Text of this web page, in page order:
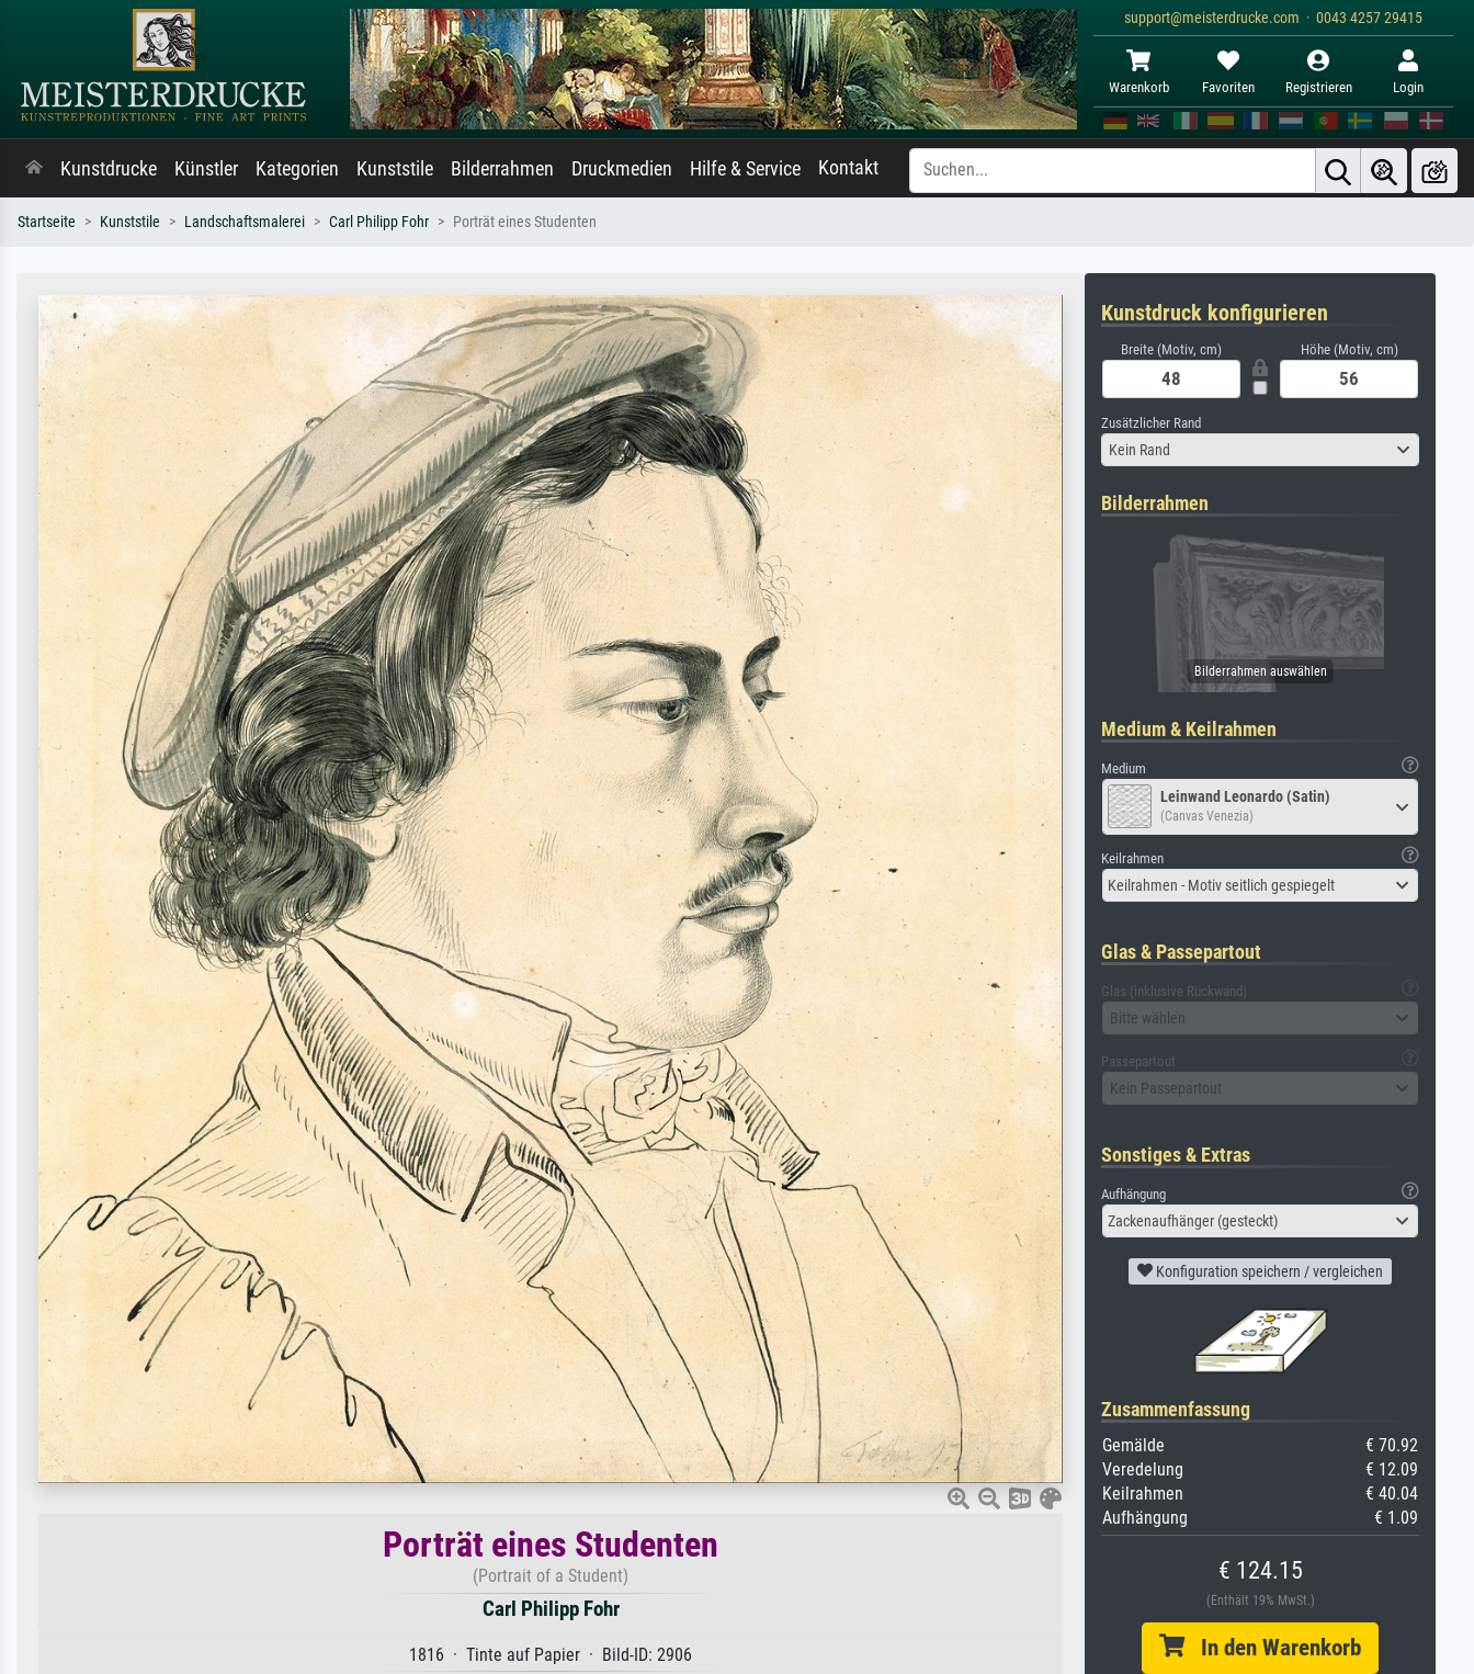
support@meisterdrucke.com · 0043 4257 29415
Warenkorb Favoriten Registrieren Login
Kunstdrucke Künstler Kategorien Kunststile Bilderrahmen Druckmedien Hilfe & Service Kontakt
Startseite Kunststile Landschaftsmalerei Carl Philipp Fohr Porträt eines Studenten
Porträt eines Studenten
(Portrait of a Student)
Carl Philipp Fohr
1816 · Tinte auf Papier · Bild-ID: 2906
Kunstdruck konfigurieren
Breite (Motiv, cm) Höhe (Motiv, cm)
Zusätzlicher Rand
Kein Rand
Bilderrahmen
Medium & Keilrahmen
Medium
Leinwand Leonardo (Satin)
(Canvas Venezia)
Keilrahmen
Keilrahmen - Motiv seitlich gespiegelt
Glas & Passepartout
Glas (inklusive Rückwand)
Bitte wählen
Passepartout
Kein Passepartout
Sonstiges & Extras
Aufhängung
Zackenaufhänger (gesteckt)
Konfiguration speichern / vergleichen
Zusammenfassung
Gemälde
€ 70.92
Veredelung
€ 12.09
Keilrahmen
€ 40.04
Aufhängung
€ 1.09
€ 124.15
(Enthält 19% MwSt.)
In den Warenkorb